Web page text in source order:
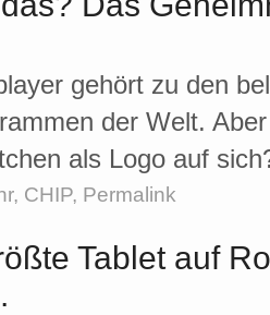
gehört zu den
der Welt.
als Logo auf
CHIP, Permalink
Tablet auf